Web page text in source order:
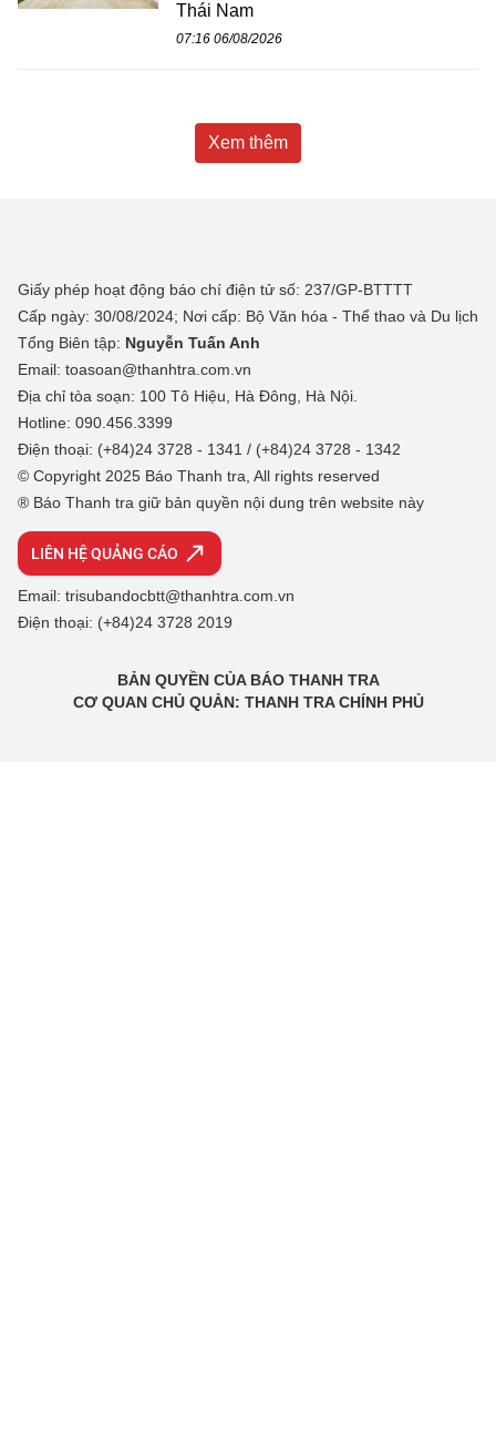
Thái Nam
07:16 06/08/2026
Xem thêm
Giấy phép hoạt động báo chí điện tử số: 237/GP-BTTTT
Cấp ngày: 30/08/2024; Nơi cấp: Bộ Văn hóa - Thể thao và Du lịch
Tổng Biên tập: Nguyễn Tuấn Anh
Email: toasoan@thanhtra.com.vn
Địa chỉ tòa soạn: 100 Tô Hiệu, Hà Đông, Hà Nội.
Hotline: 090.456.3399
Điện thoại: (+84)24 3728 - 1341 / (+84)24 3728 - 1342
© Copyright 2025 Báo Thanh tra, All rights reserved
® Báo Thanh tra giữ bản quyền nội dung trên website này
LIÊN HỆ QUẢNG CÁO
Email: trisubandocbtt@thanhtra.com.vn
Điện thoại: (+84)24 3728 2019
BẢN QUYỀN CỦA BÁO THANH TRA
CƠ QUAN CHỦ QUẢN: THANH TRA CHÍNH PHỦ